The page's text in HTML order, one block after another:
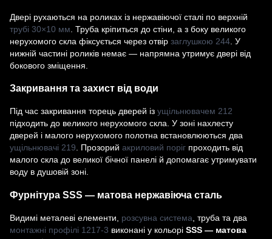
Двері рухаються на роликах із нержавіючої сталі по верхній
трубі 30×10 мм . Труба кріпиться до стіни, а з боку великого
нерухомого скла фіксується через отвір заглушкою 244 . У
нижній частині роликів немає — напрямна утримує двері від
бокового зміщення.
Закривання та захист від води
Під час закривання торець дверей із ущільнювачем 212
підходить до великого нерухомого скла. У зоні нахлесту
дверей і малого нерухомого полотна встановлюються два
ущільнювачі 219. Прозорий акриловий поріг проходить від
малого скла до великої бічної панелі й допомагає утримувати
воду в душовій зоні.
Фурнітура SSS — матова нержавіюча сталь
Видимі металеві елементи, розсувна система , труба та два
монтажні профілі 1217-3 виконані у кольорі SSS — матова